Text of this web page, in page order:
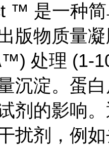
™ 是一种
版物质量
处理 (1-
沉淀。蛋
剂的影响
扰剂，例